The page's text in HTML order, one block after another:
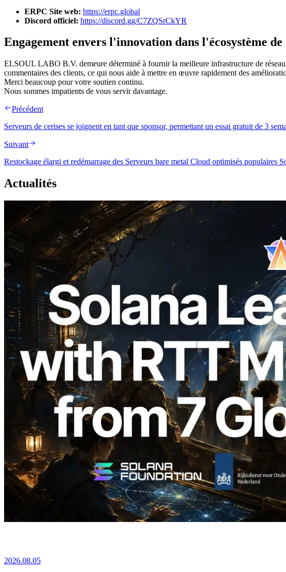
ERPC Site web: https://erpc.global
Discord officiel: https://discord.gg/C7ZQSrCkYR
Engagement envers l'innovation dans l'écosystème de
ELSOUL LABO B.V. demeure déterminé à fournir la meilleure infrastructure de
commentaires des clients, ce qui nous aide à mettre en œuvre rapidement des
Merci beaucoup pour votre soutien continu.
Nous sommes impatients de vous servir davantage.
Précédent
Serveurs de cerises se joignent en tant que sponsor, permettant un essai gratuit de 3
Suivant
Restockage élargi et redémarrage des Serveurs bare metal Cloud optimisés populaires
Actualités
2026.08.05